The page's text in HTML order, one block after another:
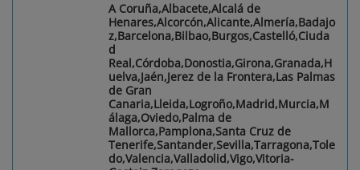
A Coruña,Albacete,Alcalá de
Henares,Alcorcón,Alicante,Almería,Badajo
z,Barcelona,Bilbao,Burgos,Castelló,Ciuda
d
Real,Córdoba,Donostia,Girona,Granada,H
uelva,Jaén,Jerez de la Frontera,Las Palmas
de Gran
Canaria,Lleida,Logroño,Madrid,Murcia,M
álaga,Oviedo,Palma de
Mallorca,Pamplona,Santa Cruz de
Tenerife,Santander,Sevilla,Tarragona,Tole
do,Valencia,Valladolid,Vigo,Vitoria-